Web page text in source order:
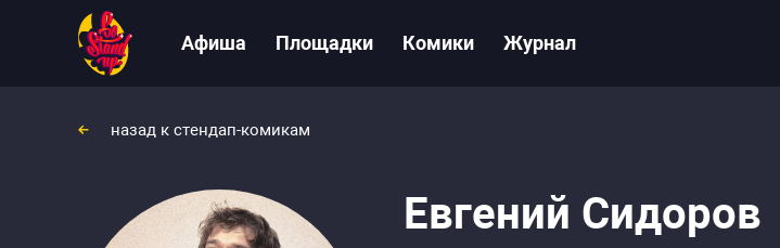
Афиша Площадки Комики Журнал
назад к стендап-комикам
Евгений Сидоров